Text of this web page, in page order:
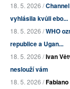
18. 5. 2026 /
vyhlásila kvůli ebo...
18. 5. 2026 /WHO
republice a Ugan...
18. 5. 2026 /Ivan
neslouží vám
18. 5. 2026 /